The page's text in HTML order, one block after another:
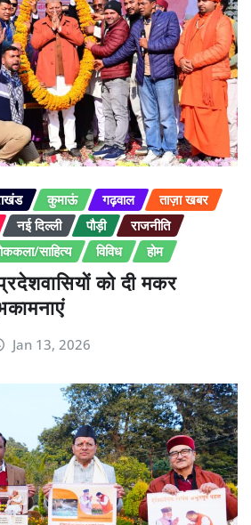
कुमाऊं गढ़वाल
ताज़ा खबर
नई दिल्ली पौड़ी
राजनीति
साहित्य विविध होम
को दी मकर
Jan 13, 2026